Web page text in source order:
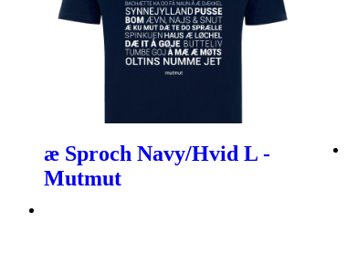
æ Sproch Navy/Hvid L -
Mutmut